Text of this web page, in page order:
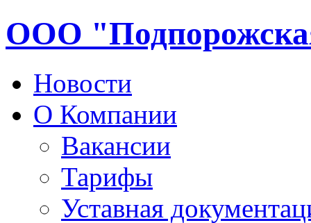
ООО
Новости
О Компании
Вакансии
Тарифы
Уставная